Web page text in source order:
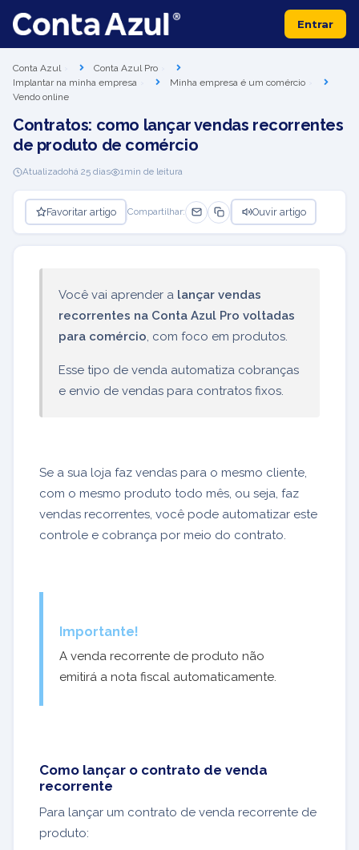
Entrar
Conta Azul
Conta Azul Pro
Implantar na minha empresa
Minha empresa é um comércio
Vendo online
Contratos: como lançar vendas recorrentes
de produto de comércio
Atualizadohá 25 dias 1min de leitura
Favoritar artigo Compartilhar: Ouvir artigo
Você vai aprender a lançar vendas
recorrentes na Conta Azul Pro voltadas
para comércio, com foco em produtos.
Esse tipo de venda automatiza cobranças
e envio de vendas para contratos fixos.
Se a sua loja faz vendas para o mesmo cliente,
com o mesmo produto todo mês, ou seja, faz
vendas recorrentes, você pode automatizar este
controle e cobrança por meio do contrato.
Importante!
A venda recorrente de produto não
emitirá a nota fiscal automaticamente.
Como lançar o contrato de venda
recorrente
Para lançar um contrato de venda recorrente de
produto: